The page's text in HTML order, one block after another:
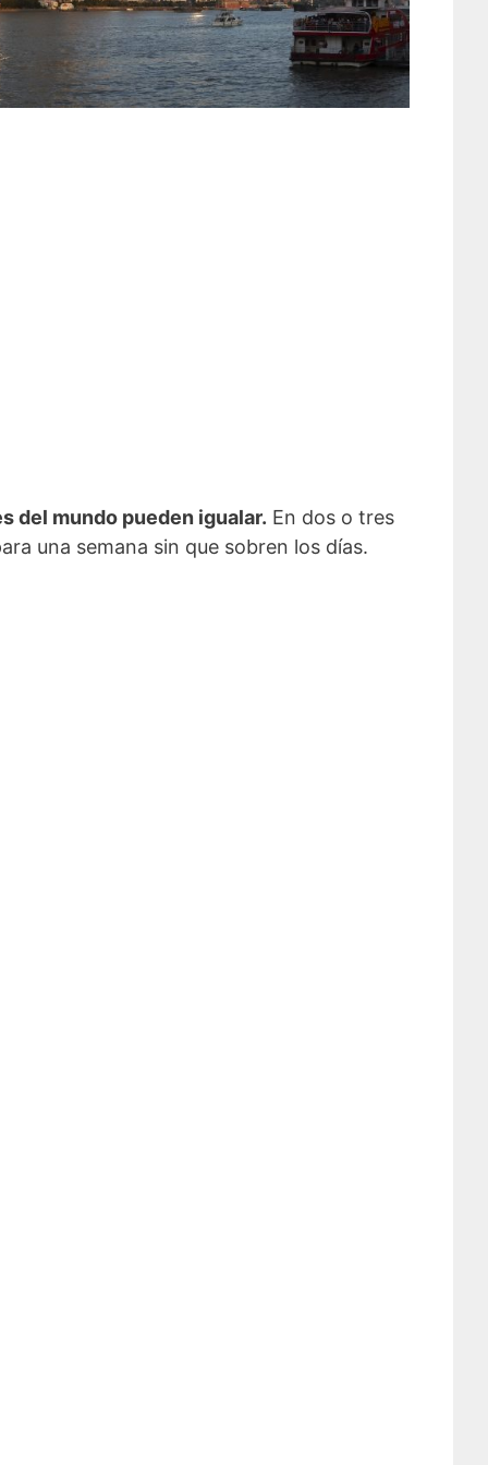
del mundo pueden igualar. En dos o tres
una semana sin que sobren los días.